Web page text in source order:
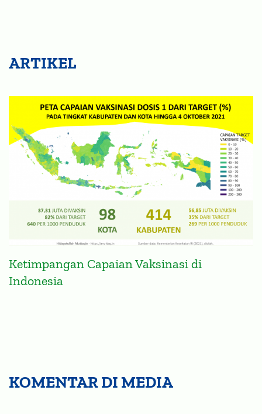
ARTIKEL
Ketimpangan Capaian Vaksinasi di
Indonesia
KOMENTAR DI MEDIA